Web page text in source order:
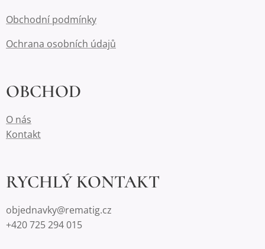
Obchodní podmínky
Ochrana osobních údajů
OBCHOD
O nás
Kontakt
RYCHLÝ KONTAKT
objednavky@rematig.cz
+420 725 294 015